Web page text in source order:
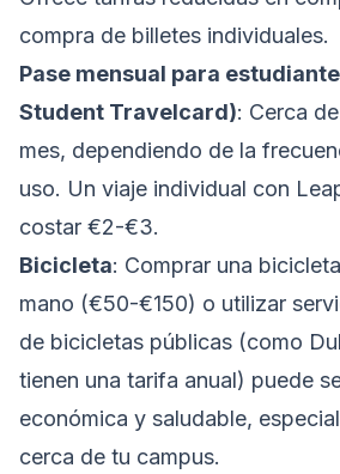
compra de billetes individuales.
Pase mensual para
Student Travelcard): Cerca
mes, dependiendo de la
uso. Un viaje individual con
costar €2-€3.
Bicicleta: Comprar una
mano (€50-€150) o utilizar
de bicicletas públicas (como
tienen una tarifa anual) puede
económica y saludable,
cerca de tu campus.